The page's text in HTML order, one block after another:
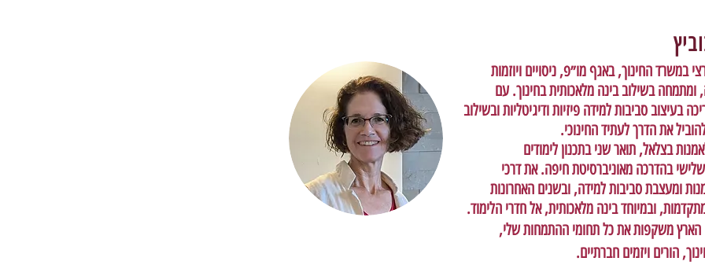
במשרד החינוך, באגף מו״פ, ניסויים ויוזמות
ומתמחה בשילוב בינה מלאכותית בחינוך. עם
כמדריכה בעיצוב סביבות למידה פיזיות ודיגיטליות ובשילוב
את הדרך לעתיד החינוכי.
בצלאל, תואר שני בתכנון לימודים
בהדרכה מאוניברסיטת חיפה. את דרכי
ומעצבת סביבות למידה, ובשנים האחרונות
ובמיוחד בינה מלאכותית, אל חדרי הלימוד.
הארץ משקפות את כל תחומי ההתמחות שלי,
הורים ויזמים חברתיים.